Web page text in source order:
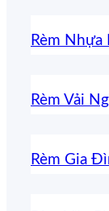
Rèm Nhựa
Rèm Vải
Rèm Gia